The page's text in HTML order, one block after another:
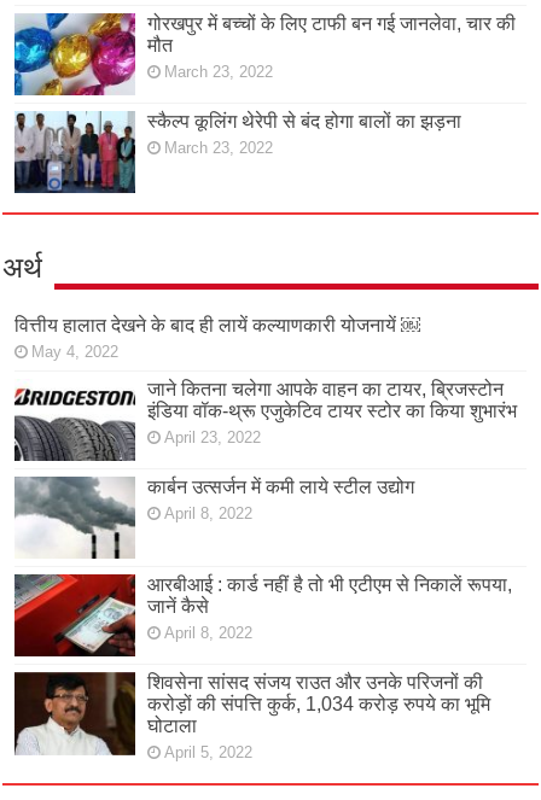
गोरखपुर में बच्चों के लिए टाफी बन गई जानलेवा, चार की
मौत
March 23, 2022
स्कैल्प कूलिंग थेरेपी से बंद होगा बालों का झड़ना
March 23, 2022
अर्थ
वित्तीय हालात देखने के बाद ही लायें कल्याणकारी योजनायें ￼
May 4, 2022
जाने कितना चलेगा आपके वाहन का टायर, ब्रिजस्टोन
इंडिया वॉक-थ्रू एजुकेटिव टायर स्टोर का किया शुभारंभ
April 23, 2022
कार्बन उत्सर्जन में कमी लाये स्टील उद्योग
April 8, 2022
आरबीआई : कार्ड नहीं है तो भी एटीएम से निकालें रूपया,
जानें कैसे
April 8, 2022
शिवसेना सांसद संजय राउत और उनके परिजनों की
करोड़ों की संपत्ति कुर्क, 1,034 करोड़ रुपये का भूमि
घोटाला
April 5, 2022